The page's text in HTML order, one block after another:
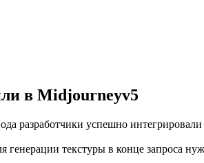
в Midjourneyv5
разработчики успешно
текстуры в конце запроса